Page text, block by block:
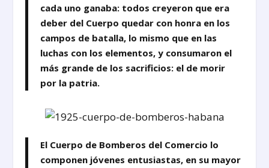
cada uno ganaba: todos creyeron que era
deber del Cuerpo quedar con honra en los
campos de batalla, lo mismo que en las
luchas con los elementos, y consumaron el
más grande de los sacrificios: el de morir
por la patria.
El Cuerpo de Bomberos del Comercio lo
componen jóvenes entusiastas, en su mayor